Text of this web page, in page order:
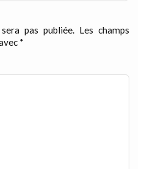
pas publiée. Les champs
*